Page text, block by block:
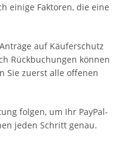
einige Faktoren, die eine
auf Käuferschutz
Rückbuchungen können
Sie zuerst alle offenen
folgen, um Ihr PayPal-
jeden Schritt genau.